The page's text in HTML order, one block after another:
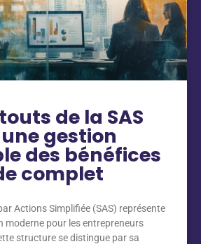
de la SAS
gestion
des bénéfices
complet
Actions Simplifiée (SAS) représente
moderne pour les entrepreneurs
structure se distingue par sa